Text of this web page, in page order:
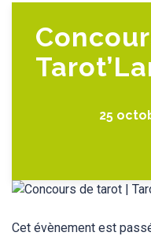
25
Cet évènement est